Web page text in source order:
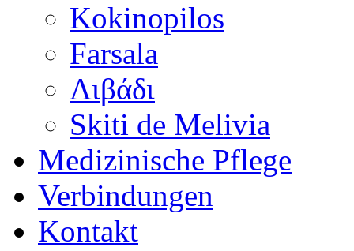
Kokinopilos
Farsala
Λιβάδι
Skiti de Melivia
Medizinische Pflege
Verbindungen
Kontakt